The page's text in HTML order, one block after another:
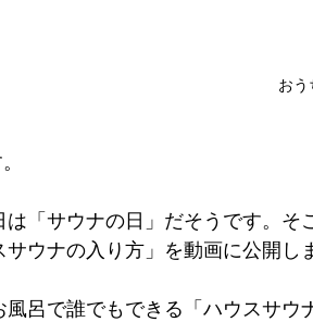
おう
は「サウナの日」だそうです。
サウナの入り方」を動画に公開し
風呂で誰でもできる「ハウスサウ